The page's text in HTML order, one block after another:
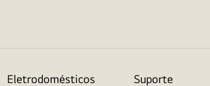
Eletrodomésticos Suporte